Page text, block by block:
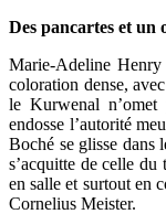
Des pancartes et un
Marie-Adeline Henry
coloration dense,
le Kurwenal
endosse l’autorité
Boché se glisse dans
s’acquitte de celle
en salle et surtout en
Cornelius Meister.